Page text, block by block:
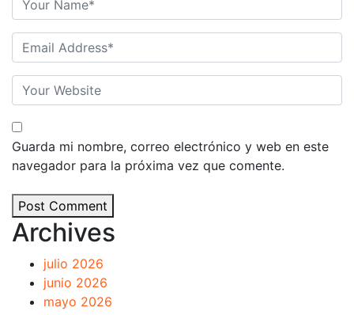
Guarda mi nombre, correo electrónico y web en este
navegador para la próxima vez que comente.
Post Comment
Archives
julio 2026
junio 2026
mayo 2026